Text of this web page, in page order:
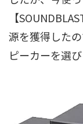
【
源を獲得した
ピーカーを選び